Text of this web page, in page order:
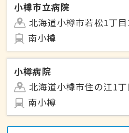
小樽市立病院
北海道小樽市若松1丁
南小樽
小樽病院
北海道小樽市住の江1
南小樽